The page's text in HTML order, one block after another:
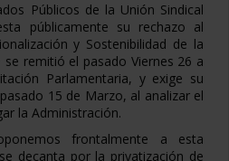
Públicos de la Unión Sindical
públicamente su rechazo al
y Sostenibilidad de la
remitió el pasado Viernes 26 a
Parlamentaria, y exige su
15 de Marzo, al analizar el
la Administración.
frontalmente a esta
decanta por la privatización de